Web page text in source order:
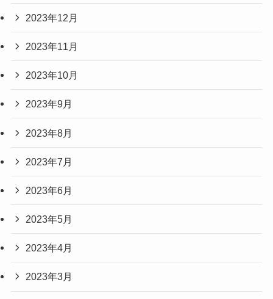
2023年12月
2023年11月
2023年10月
2023年9月
2023年8月
2023年7月
2023年6月
2023年5月
2023年4月
2023年3月